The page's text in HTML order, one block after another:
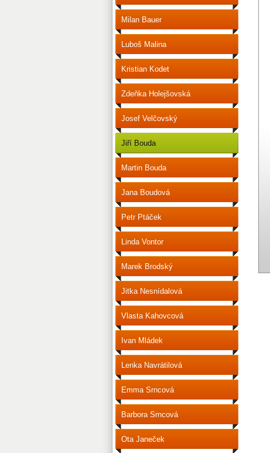
Milan Bauer
Luboš Malina
Kristian Kodet
Zdeňka Holejšovská
Josef Velčovský
Jiří Bouda
Martin Bouda
Jana Boudová
Petr Ptáček
Linda Vontor
Marek Brodský
Jitka Nesnídalová
Vlasta Kahovcová
Ivan Mládek
Lenka Navrátilová
Emma Srncová
Barbora Srncová
Ota Janeček